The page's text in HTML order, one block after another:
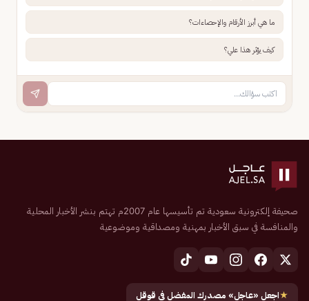
ما هي أبرز الأرقام والإحصاءات؟
كيف يؤثر هذا علي؟
صحيفة إلكترونية سعودية تم تأسيسها عام 2007م تهتم بنشر الأخبار المحلية
والمنافسة في سبق الأخبار بمهنية ومصداقية وموضوعية
★اجعل «عاجل» مصدرك المفضل في قوقل